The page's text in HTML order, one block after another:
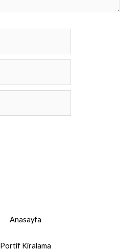
Anasayfa
Portif Kiralama